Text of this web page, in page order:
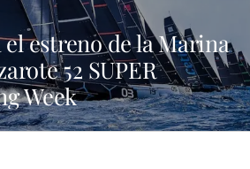
estreno de la Marina
52 SUPER
Week